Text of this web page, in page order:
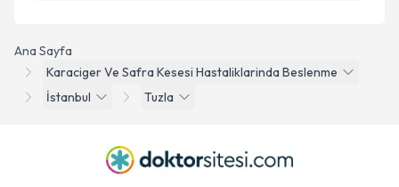
Ana Sayfa
Karaciger Ve Safra Kesesi Hastaliklarinda Beslenme
İstanbul
Tuzla